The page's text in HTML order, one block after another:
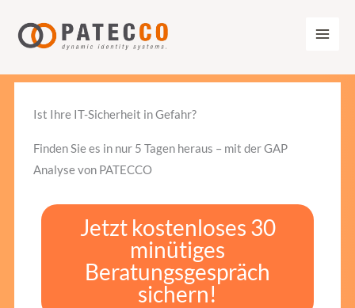
Inhalt
springen
Ist Ihre IT-Sicherheit in Gefahr?
Finden Sie es in nur 5 Tagen heraus – mit der GAP
Analyse von PATECCO
Jetzt kostenloses 30
minütiges
Beratungsgespräch
sichern!